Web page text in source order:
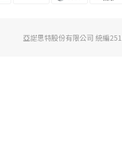
亞諾思特股份有限公司 統編